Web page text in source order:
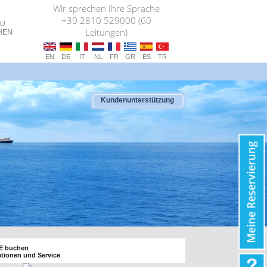
Wir sprechen Ihre Sprache
+30 2810 529000 (60
Leitungen)
EN DE IT NL FR GR ES TR
Kundenunterstützung
buchen
und Service